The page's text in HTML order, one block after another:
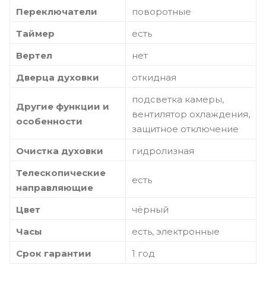
Переключатели
поворотные
Таймер
есть
Вертел
нет
Дверца духовки
откидная
Другие функции и
особенности
подсветка камеры,
вентилятор охлаждения,
защитное отключение
Очистка духовки
гидролизная
Телескопические
направляющие
есть
Цвет
чёрный
Часы
есть, электронные
Срок гарантии
1 год